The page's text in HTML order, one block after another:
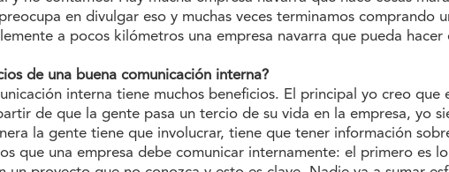
en divulgar eso y muchas veces terminamos comprando
a pocos kilómetros una empresa navarra que pueda
de una buena comunicación interna?
interna tiene muchos beneficios. El principal yo creo
de que la gente pasa un tercio de su vida en la empresa, yo
la gente tiene que involucrar, tiene que tener información
que una empresa debe comunicar internamente: el primero es